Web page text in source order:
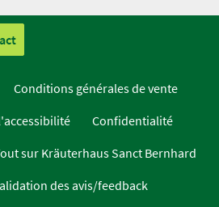
Conditions générales de vente
Confidentialité
sur Kräuterhaus Sanct Bernhard
des avis/feedback